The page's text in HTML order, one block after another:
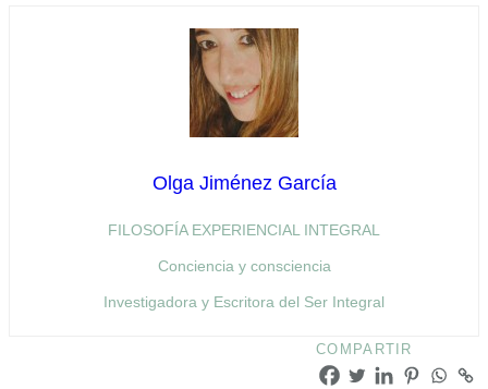
Olga Jiménez García
FILOSOFÍA EXPERIENCIAL INTEGRAL
Conciencia y consciencia
Investigadora y Escritora del Ser Integral
COMPARTIR